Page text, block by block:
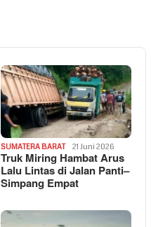
SUMATERA BARAT 21 Juni 2026
Truk Miring Hambat Arus
Lalu Lintas di Jalan Panti–
Simpang Empat